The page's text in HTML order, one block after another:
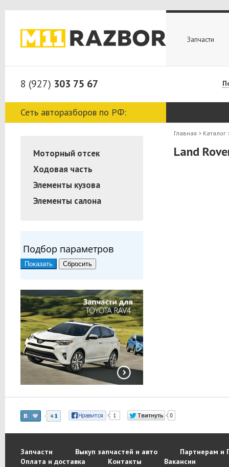
Запчасти
8 (927) 303 75 67
Сеть авторазборов по РФ:
Моторный отсек
Ходовая часть
Элементы кузова
Элементы салона
Подбор параметров
Главная > Каталог
Land
Запчасти Выкуп запчастей и авто
Партнерам и
Оплата и доставка
Контакты
Вакансии